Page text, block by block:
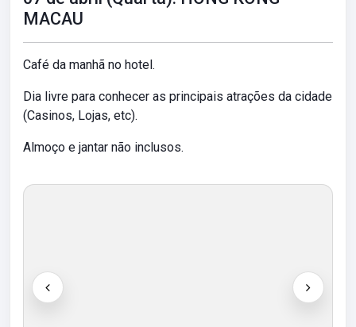
MACAU
Café da manhã no hotel.
Dia livre para conhecer as principais atrações da cidade
(Casinos, Lojas, etc).
Almoço e jantar não inclusos.